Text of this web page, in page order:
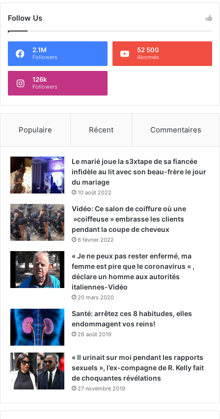
Follow Us
2.1M
Followers
52 500
Abonnés
126k
Followers
Populaire Récent Commentaires
Le marié joue la s3xtape de sa fiancée
infidèle au lit avec son beau-frère le jour
du mariage
10 août 2022
Vidéo: Ce salon de coiffure où une
»coiffeuse » embrasse les clients
pendant la coupe de cheveux
6 février 2022
« Je ne peux pas rester enfermé, ma
femme est pire que le coronavirus « ,
déclare un homme aux autorités
italiennes-Vidéo
20 mars 2020
Santé: arrêtez ces 8 habitudes, elles
endommagent vos reins!
26 août 2019
« Il urinait sur moi pendant les rapports
sexuels », l’ex-compagne de R. Kelly fait
de choquantes révélations
27 novembre 2019